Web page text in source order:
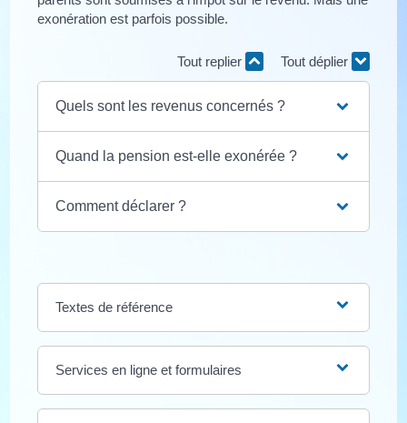
exonération est parfois possible.
Tout replier Tout déplier
Quels sont les revenus concernés ?
Quand la pension est-elle exonérée ?
Comment déclarer ?
Textes de référence
Services en ligne et formulaires